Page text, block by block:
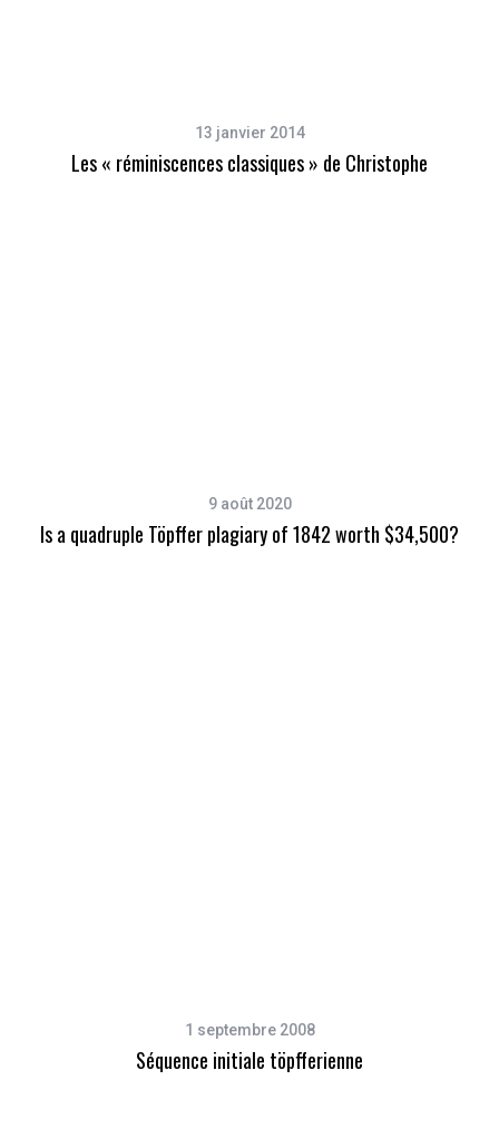
13 janvier 2014
Les « réminiscences classiques » de Christophe
9 août 2020
Is a quadruple Töpffer plagiary of 1842 worth $34,500?
1 septembre 2008
Séquence initiale töpfferienne